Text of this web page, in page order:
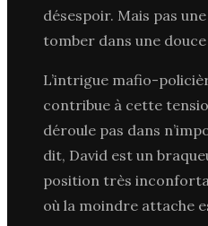
désespoir. Mais pas
tomber dans une
L’intrigue mafio-
contribue à cette
déroule pas dans
dit, David est un
position très
où la moindre attache